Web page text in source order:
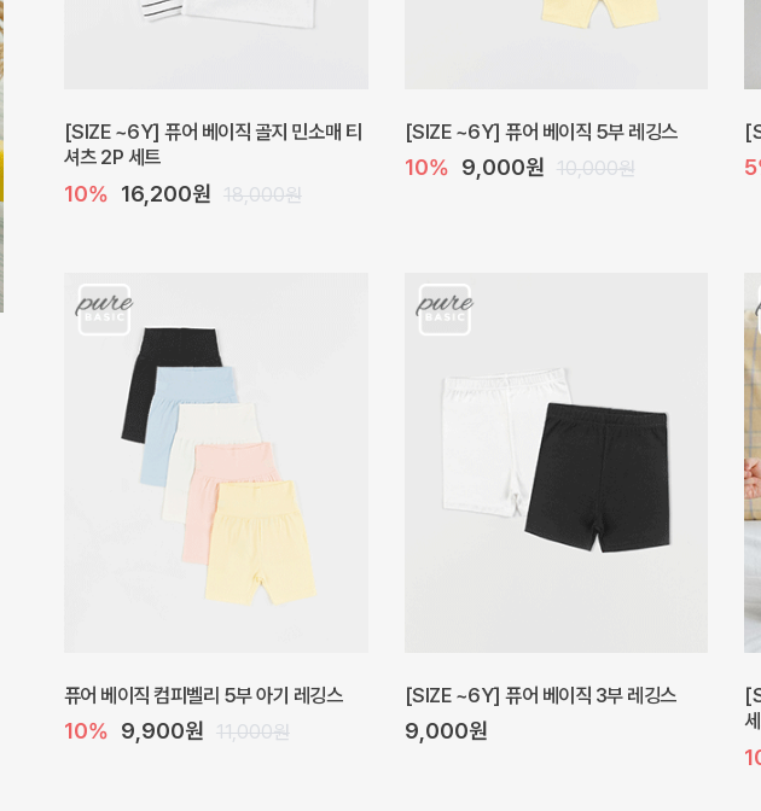
캐더린 뷔스티에 미니 아기 원피스
10% 24,300원
[SIZE ~6Y] 베르 원피스
10% 28,800원 32,000원
20% 29,600원 37,000원 5% 39,000원 41,000원